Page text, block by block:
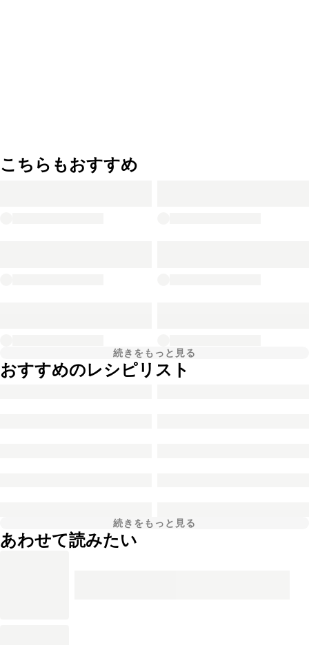
こちらもおすすめ
続きをもっと見る
おすすめのレシピリスト
続きをもっと見る
あわせて読みたい